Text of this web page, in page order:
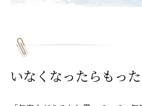
いなくなったらもっ